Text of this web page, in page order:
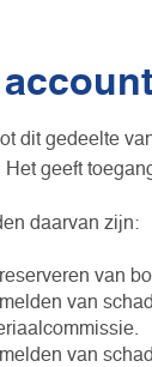
account
dit gedeelte
Het geeft
daarvan zijn:
van
van
van